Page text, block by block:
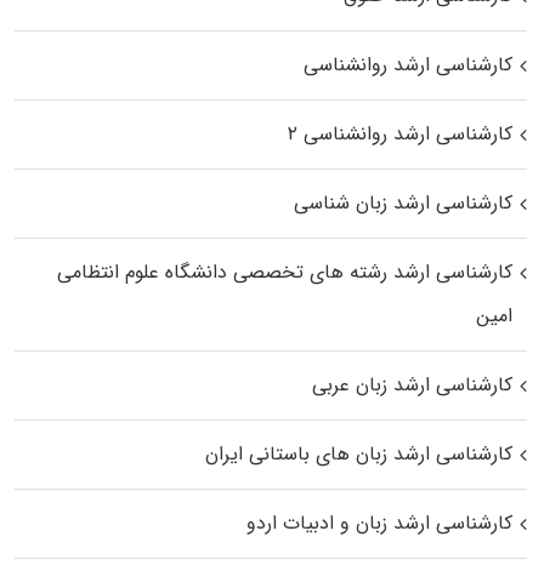
کارشناسی ارشد روانشناسی
کارشناسی ارشد روانشناسی ۲
کارشناسی ارشد زبان شناسی
کارشناسی ارشد رﺷﺘﻪ ﻫﺎی تخصصی داﻧﺸﮕﺎه ﻋﻠﻮم انتظامی
اﻣﻴﻦ
کارشناسی ارشد زبان عربی
کارشناسی ارشد زبان‌ های باستانی ایران
کارشناسی ارشد زبان و ادبیات اردو